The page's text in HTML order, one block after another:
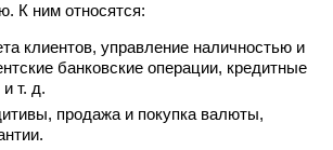
К ним относятся:
клиентов, управление наличностью и
банковские операции, кредитные
т. д.
продажа и покупка валюты,